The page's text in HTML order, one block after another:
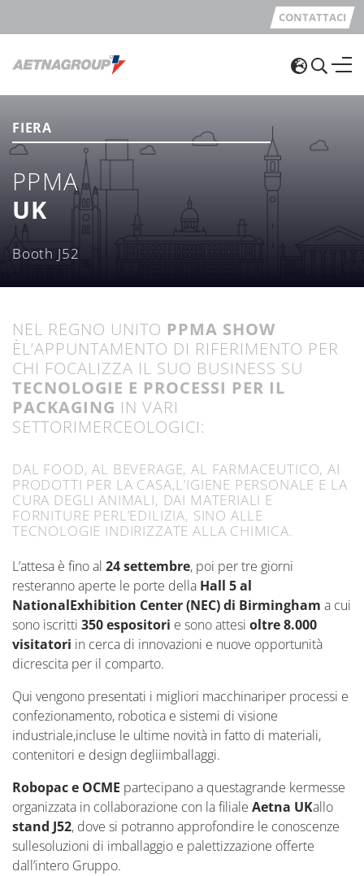
CONTATTACI
FIERA
PPMA
UK
Booth J52
NEL REGNO UNITO PPMA SHOW
ÈL’APPUNTAMENTO DI RIFERIMENTO PER
CHI FOCALIZZA IL SUO BUSINESS SU
TECNOLOGIE E PROCESSI PER IL
PACKAGING IN VARI
SETTORIMERCEOLOGICI:
DAL FOOD, AL BEVERAGE, AL FARMACEUTICO, AI
PRODOTTI PER LA CASA,L’IGIENE PERSONALE E LA
CURA DEGLI ANIMALI, DAI MATERIALI E
FORNITURE PERL’EDILIZIA, SINO ALLE
TECNOLOGIE INDIRIZZATE ALLA CHIMICA.
L’attesa è fino al 24 settembre, poi per tre giorni
resteranno aperte le porte della Hall 5 al
NationalExhibition Center (NEC) di Birmingham a cui
sono iscritti 350 espositori e sono attesi oltre 8.000
visitatori in cerca di innovazioni e nuove opportunità
dicrescita per il comparto.
Qui vengono presentati i migliori macchinariper processi e
confezionamento, robotica e sistemi di visione
industriale,incluse le ultime novità in fatto di materiali,
contenitori e design degliimballaggi.
Robopac e OCME partecipano a questagrande kermesse
organizzata in collaborazione con la filiale Aetna UKallo
stand J52, dove si potranno approfondire le conoscenze
sullesoluzioni di imballaggio e palettizzazione offerte
dall’intero Gruppo.